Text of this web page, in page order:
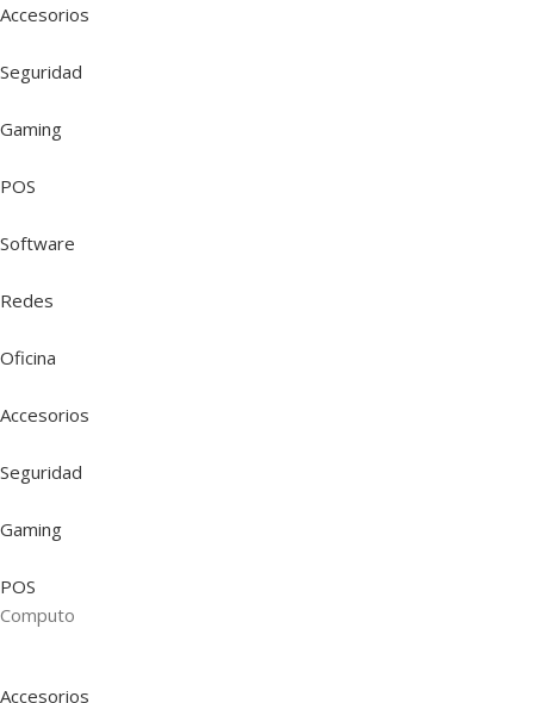
Accesorios
Seguridad
Gaming
POS
Software
Redes
Oficina
Accesorios
Seguridad
Gaming
POS
Computo
Accesorios